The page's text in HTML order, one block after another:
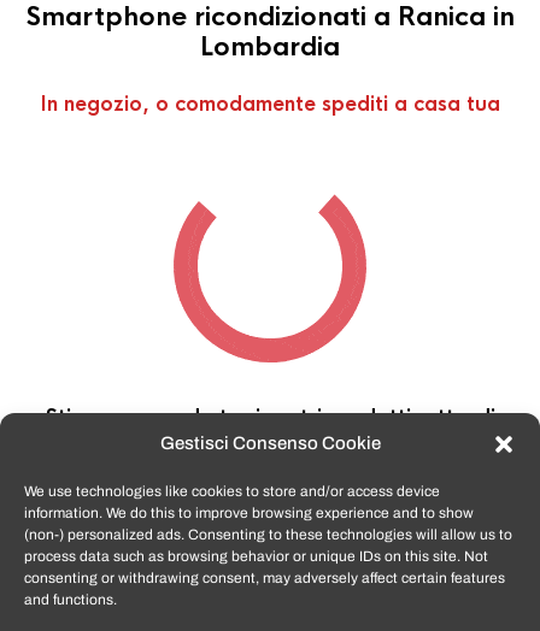
Gestisci Consenso Cookie
We use technologies like cookies to store and/or access device
information. We do this to improve browsing experience and to show
(non-) personalized ads. Consenting to these technologies will allow us to
process data such as browsing behavior or unique IDs on this site. Not
consenting or withdrawing consent, may adversely affect certain features
and functions.
Smartphone ricondizionati a Ranica in
Lombardia
In negozio, o comodamente spediti a casa tua
Stiamo cercando tra i nostri prodotti, attendi
qualche secondo…
TomatoSmartphone.itè lo shop n.1 in italia per
smartphone ricondizionati garantiti e certificati
di tutte le marche,APPLE, SAMSUNG, HUAWEI,
ONEPLUS, XIAOMI e tanto altro